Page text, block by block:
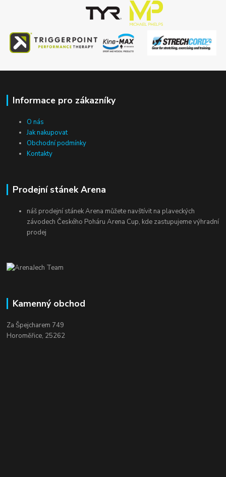
Informace pro zákazníky
O nás
Jak nakupovat
Obchodní podmínky
Kontakty
Prodejní stánek Arena
náš prodejní stánek Arena můžete navštívit na plaveckých
závodech Českého Poháru Arena Cup, kde zastupujeme výhradní
prodej
Kamenný obchod
Za Špejcharem 749
Horoměřice, 25262